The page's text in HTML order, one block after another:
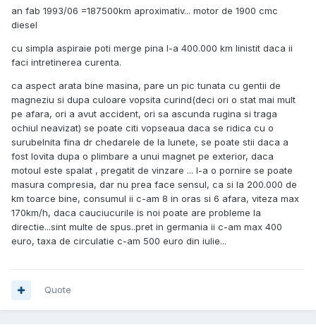
an fab 1993/06 =187500km aproximativ... motor de 1900 cmc
diesel
cu simpla aspiraie poti merge pina l-a 400.000 km linistit daca ii
faci intretinerea curenta.
ca aspect arata bine masina, pare un pic tunata cu gentii de
magneziu si dupa culoare vopsita curind(deci ori o stat mai mult
pe afara, ori a avut accident, ori sa ascunda rugina si traga
ochiul neavizat) se poate citi vopseaua daca se ridica cu o
surubelnita fina dr chedarele de la lunete, se poate stii daca a
fost lovita dupa o plimbare a unui magnet pe exterior, daca
motoul este spalat , pregatit de vinzare ... l-a o pornire se poate
masura compresia, dar nu prea face sensul, ca si la 200.000 de
km toarce bine, consumul ii c-am 8 in oras si 6 afara, viteza max
170km/h, daca cauciucurile is noi poate are probleme la
directie...sint multe de spus..pret in germania ii c-am max 400
euro, taxa de circulatie c-am 500 euro din iulie...
Quote